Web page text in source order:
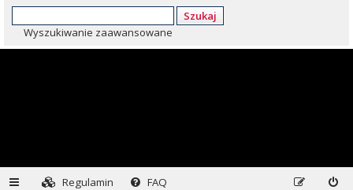
Szukaj
Wyszukiwanie zaawansowane
Regulamin
FAQ